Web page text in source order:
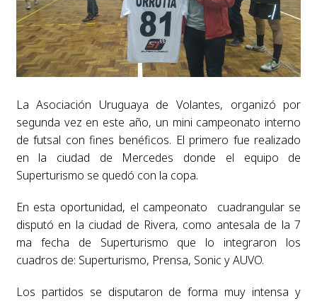
La Asociación Uruguaya de Volantes, organizó por
segunda vez en este año, un mini campeonato interno
de futsal con fines benéficos. El primero fue realizado
en la ciudad de Mercedes donde el equipo de
Superturismo se quedó con la copa.
En esta oportunidad, el campeonato cuadrangular se
disputó en la ciudad de Rivera, como antesala de la 7
ma fecha de Superturismo que lo integraron los
cuadros de: Superturismo, Prensa, Sonic y AUVO.
Los partidos se disputaron de forma muy intensa y